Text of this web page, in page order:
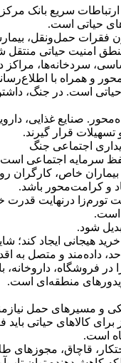
ارتباطات سریع
حیاتی است.
حمل‌ونقل،
امنیت حیاتی منتقل
سردخانه‌ها، مراکز
و همراه با
است. در جنگ،
صنایع غذایی،
قرار گیرند.
سرمایه اجتماعی است.
خاص، کارگران
و کرامت‌محور باشد.
تورم‌زا درنهایت
است.
شود.
هیجانی ایجاد
داده‌مند و متصل به
داروخانه،
منطقه‌ای است.
و مسیرهای حمل
کالاهای حیاتی باید
است.
قاچاق،